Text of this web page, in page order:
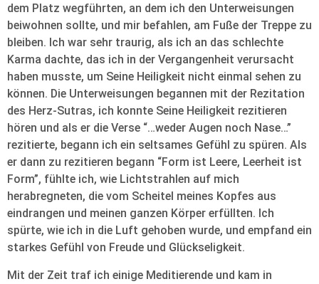
dem Platz wegführten, an dem ich den Unterweisungen
beiwohnen sollte, und mir befahlen, am Fuße der Treppe zu
bleiben. Ich war sehr traurig, als ich an das schlechte
Karma dachte, das ich in der Vergangenheit verursacht
haben musste, um Seine Heiligkeit nicht einmal sehen zu
können. Die Unterweisungen begannen mit der Rezitation
des Herz-Sutras, ich konnte Seine Heiligkeit rezitieren
hören und als er die Verse “…weder Augen noch Nase…”
rezitierte, begann ich ein seltsames Gefühl zu spüren. Als
er dann zu rezitieren begann “Form ist Leere, Leerheit ist
Form”, fühlte ich, wie Lichtstrahlen auf mich
herabregneten, die vom Scheitel meines Kopfes aus
eindrangen und meinen ganzen Körper erfüllten. Ich
spürte, wie ich in die Luft gehoben wurde, und empfand ein
starkes Gefühl von Freude und Glückseligkeit.
Mit der Zeit traf ich einige Meditierende und kam in